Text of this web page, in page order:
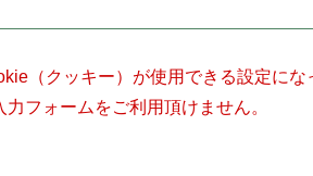
（クッキー）が使用できる設定に
フォームをご利用頂けません。